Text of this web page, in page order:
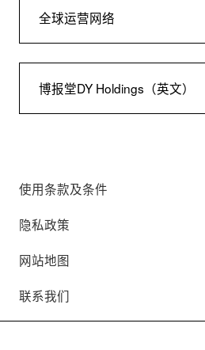
全球运营网络
博报堂DY Holdings（英文）
使用条款及条件
隐私政策
网站地图
联系我们